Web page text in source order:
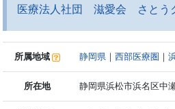
医療法人社団 滋愛会 さとう
所属地域 静岡県 ｜西部医療圏 ｜
所在地 静岡県浜松市浜名区中